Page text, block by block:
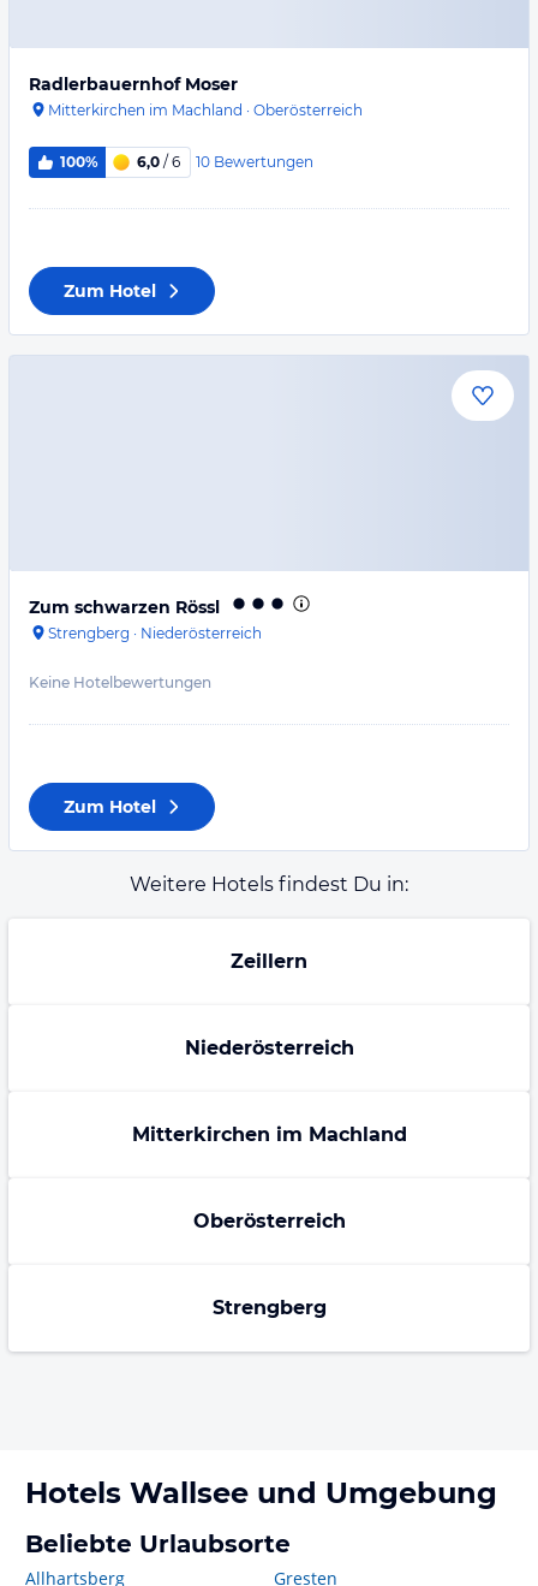
Radlerbauernhof Moser
Mitterkirchen im Machland · Oberösterreich
100% 6,0 / 6 10 Bewertungen
Zum Hotel
Zum schwarzen Rössl
Strengberg · Niederösterreich
Keine Hotelbewertungen
Zum Hotel
Weitere Hotels findest Du in:
Zeillern
Niederösterreich
Mitterkirchen im Machland
Oberösterreich
Strengberg
Hotels Wallsee und Umgebung
Beliebte Urlaubsorte
Allhartsberg Gresten